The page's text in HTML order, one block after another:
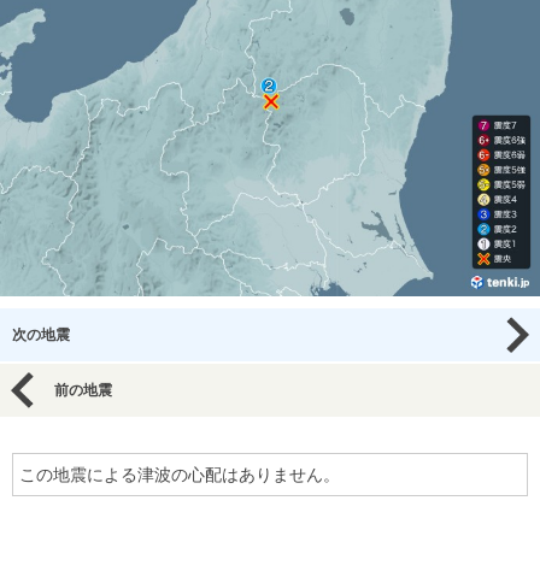
次の地震
前の地震
この地震による津波の心配はありません。